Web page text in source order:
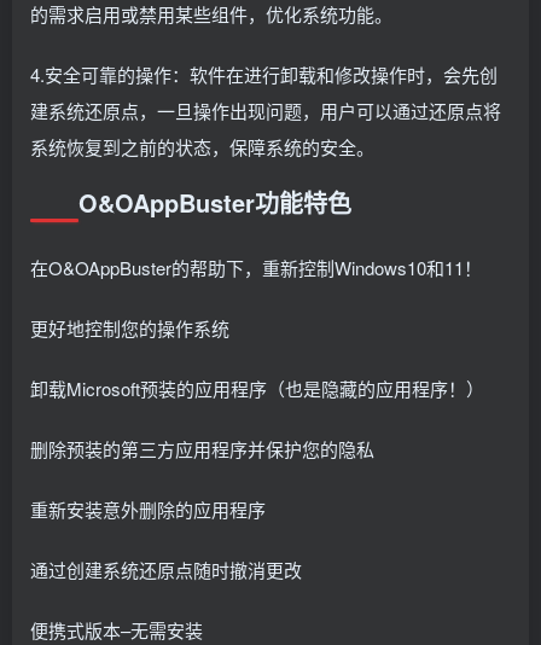
的需求启用或禁用某些组件，优化系统功能。
4.安全可靠的操作：软件在进行卸载和修改操作时，会先创
建系统还原点，一旦操作出现问题，用户可以通过还原点将
系统恢复到之前的状态，保障系统的安全。
O&OAppBuster功能特色
在O&OAppBuster的帮助下，重新控制Windows10和11！
更好地控制您的操作系统
卸载Microsoft预装的应用程序（也是隐藏的应用程序！）
删除预装的第三方应用程序并保护您的隐私
重新安装意外删除的应用程序
通过创建系统还原点随时撤消更改
便携式版本–无需安装